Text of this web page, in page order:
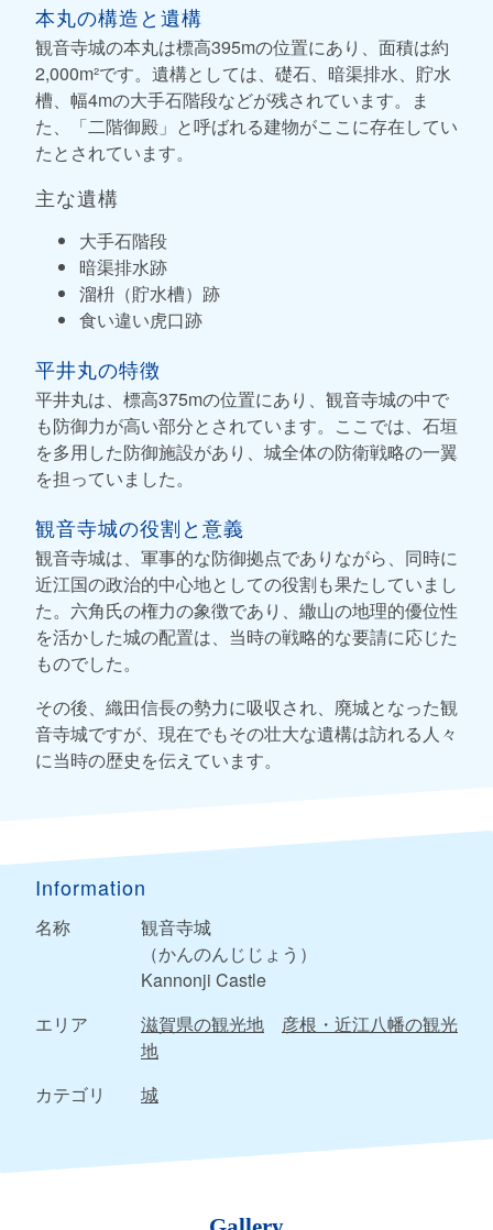
本丸の構造と遺構
観音寺城の本丸は標高395mの位置にあり、面積は約
2,000m²です。遺構としては、礎石、暗渠排水、貯水
槽、幅4mの大手石階段などが残されています。ま
た、「二階御殿」と呼ばれる建物がここに存在してい
たとされています。
主な遺構
大手石階段
暗渠排水跡
溜枡（貯水槽）跡
食い違い虎口跡
平井丸の特徴
平井丸は、標高375mの位置にあり、観音寺城の中で
も防御力が高い部分とされています。ここでは、石垣
を多用した防御施設があり、城全体の防衛戦略の一翼
を担っていました。
観音寺城の役割と意義
観音寺城は、軍事的な防御拠点でありながら、同時に
近江国の政治的中心地としての役割も果たしていまし
た。六角氏の権力の象徴であり、繖山の地理的優位性
を活かした城の配置は、当時の戦略的な要請に応じた
ものでした。
その後、織田信長の勢力に吸収され、廃城となった観
音寺城ですが、現在でもその壮大な遺構は訪れる人々
に当時の歴史を伝えています。
Information
名称
観音寺城
（かんのんじじょう）
Kannonji Castle
エリア
滋賀県の観光地
彦根・近江八幡の観光
地
カテゴリ
城